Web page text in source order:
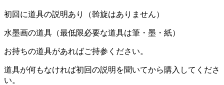
初回に道具の説明あり（斡旋はありません）
水墨画の道具（最低限必要な道具は筆・墨・紙）
お持ちの道具があればご持参ください。
道具が何もなければ初回の説明を聞いてから購入してくださ
い。